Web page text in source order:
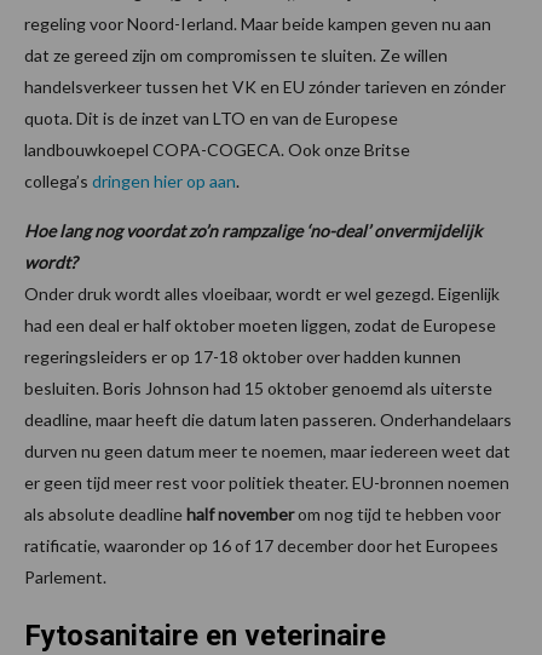
regeling voor Noord-Ierland. Maar beide kampen geven nu aan
dat ze gereed zijn om compromissen te sluiten. Ze willen
handelsverkeer tussen het VK en EU zónder tarieven en zónder
quota. Dit is de inzet van LTO en van de Europese
landbouwkoepel COPA-COGECA. Ook onze Britse
collega’s dringen hier op aan.
Hoe lang nog voordat zo’n rampzalige ‘no-deal’ onvermijdelijk
wordt?
Onder druk wordt alles vloeibaar, wordt er wel gezegd. Eigenlijk
had een deal er half oktober moeten liggen, zodat de Europese
regeringsleiders er op 17-18 oktober over hadden kunnen
besluiten. Boris Johnson had 15 oktober genoemd als uiterste
deadline, maar heeft die datum laten passeren. Onderhandelaars
durven nu geen datum meer te noemen, maar iedereen weet dat
er geen tijd meer rest voor politiek theater. EU-bronnen noemen
als absolute deadlinehalf novemberom nog tijd te hebben voor
ratificatie, waaronder op 16 of 17 december door het Europees
Parlement.
Fytosanitaire en veterinaire